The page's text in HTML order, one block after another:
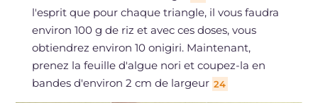
l'esprit que pour chaque triangle, il vous faudra
environ 100 g de riz et avec ces doses, vous
obtiendrez environ 10 onigiri. Maintenant,
prenez la feuille d'algue nori et coupez-la en
bandes d'environ 2 cm de largeur 24